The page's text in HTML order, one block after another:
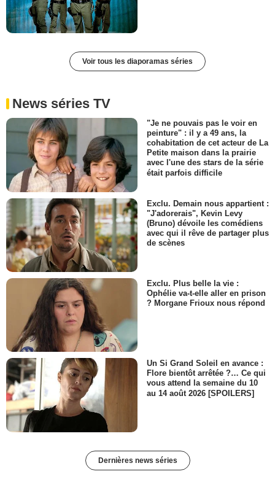
Voir tous les diaporamas séries
News séries TV
"Je ne pouvais pas le voir en
peinture" : il y a 49 ans, la
cohabitation de cet acteur de La
Petite maison dans la prairie
avec l'une des stars de la série
était parfois difficile
Exclu. Demain nous appartient :
"J'adorerais", Kevin Levy
(Bruno) dévoile les comédiens
avec qui il rêve de partager plus
de scènes
Exclu. Plus belle la vie :
Ophélie va-t-elle aller en prison
? Morgane Frioux nous répond
Un Si Grand Soleil en avance :
Flore bientôt arrêtée ?… Ce qui
vous attend la semaine du 10
au 14 août 2026 [SPOILERS]
Dernières news séries